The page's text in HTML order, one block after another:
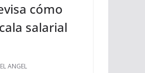
cómo
salarial
ANGEL